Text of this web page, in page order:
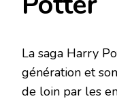
La saga Harry
génération et
de loin par les